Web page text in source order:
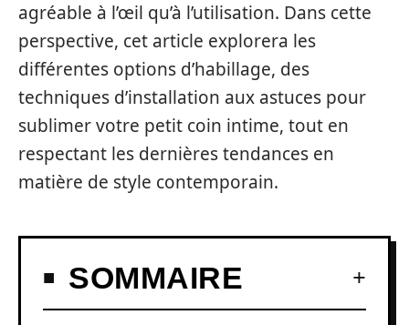
agréable à l’œil qu’à l’utilisation. Dans cette
perspective, cet article explorera les
différentes options d’habillage, des
techniques d’installation aux astuces pour
sublimer votre petit coin intime, tout en
respectant les dernières tendances en
matière de style contemporain.
SOMMAIRE